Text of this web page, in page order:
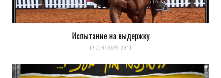
Испытание на выдержку
19 СЕНТЯБРЯ 2011